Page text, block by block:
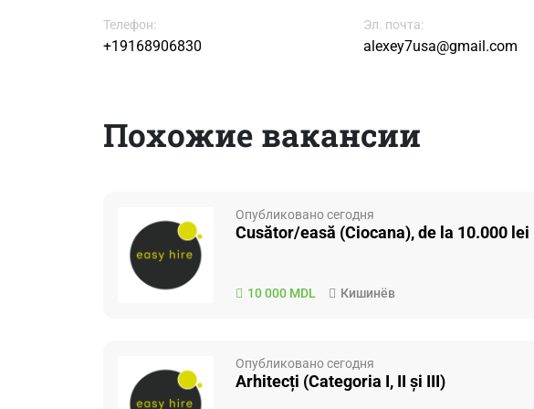
Телефон:
+19168906830
Эл. почта:
alexey7usa@gmail.com
Похожие вакансии
Опубликовано сегодня
Cusător/easă (Ciocana), de la 10.000 lei
10 000 MDL Кишинёв
Опубликовано сегодня
Arhitecți (Categoria I, II și III)